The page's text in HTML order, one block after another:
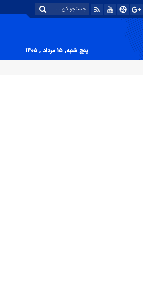
پنج شنبه, ۱۵ مرداد , ۱۴۰۵